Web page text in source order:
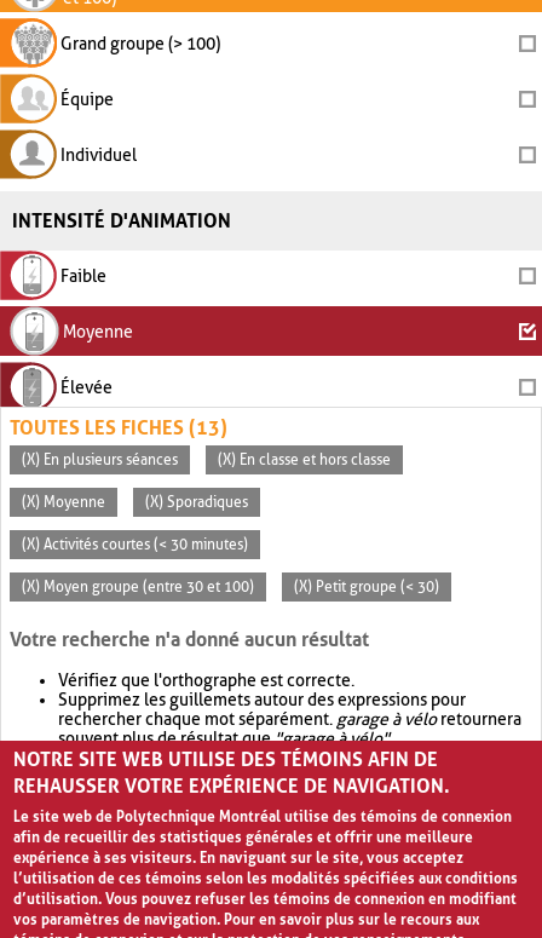
Grand groupe (> 100)
Équipe
Individuel
INTENSITÉ D'ANIMATION
Faible
Moyenne
Élevée
TOUTES LES FICHES (13)
(X) En plusieurs séances (X) En classe et hors classe
(X) Moyenne (X) Sporadiques
(X) Activités courtes (< 30 minutes)
(X) Moyen groupe (entre 30 et 100) (X) Petit groupe (< 30)
Votre recherche n'a donné aucun résultat
Vérifiez que l'orthographe est correcte.
Supprimez les guillemets autour des expressions pour
rechercher chaque mot séparément. garage à véloretournera
souvent plus de résultat que"garage à vélo".
Envisagez d'élargir votre recherche avec OR.garage OR vélo
retournera souvent plus de résultat quegarage à vélo
NOTRE SITE WEB UTILISE DES TÉMOINS AFIN DE
REHAUSSER VOTRE EXPÉRIENCE DE NAVIGATION.
Le site web de Polytechnique Montréal utilise des témoins de connexion
afin de recueillir des statistiques générales et offrir une meilleure
expérience à ses visiteurs. En naviguant sur le site, vous acceptez
l’utilisation de ces témoins selon les modalités spécifiées aux conditions
d’utilisation. Vous pouvez refuser les témoins de connexion en modifiant
vos paramètres de navigation. Pour en savoir plus sur le recours aux